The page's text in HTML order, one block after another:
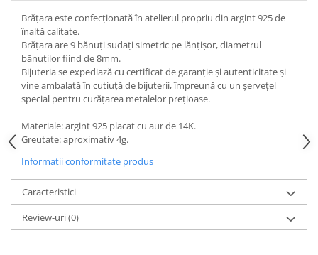
Brățara este confecționată în atelierul propriu din argint 925 de
înaltă calitate.
Brățara are 9 bănuți sudați simetric pe lănțișor, diametrul
bănuților fiind de 8mm.
Bijuteria se expediază cu certificat de garanție și autenticitate și
vine ambalată în cutiuță de bijuterii, împreună cu un șervețel
special pentru curățarea metalelor prețioase.
Materiale: argint 925 placat cu aur de 14K.
Greutate: aproximativ 4g.
Informatii conformitate produs
Caracteristici
Review-uri(0)